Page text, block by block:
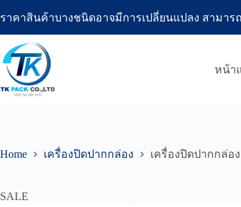
to
ราคาสินค้าบางชนิดอาจมีการเปลี่ยนแปลง สามารถ
หน้า
Home เครื่องปิดปากกล่อง เครื่องปิดปากกล่อ
SALE